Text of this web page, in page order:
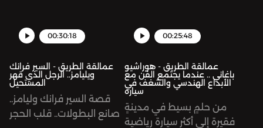
00:30:18
عمالقة الطريق - السير فرانك
ويليامز.. الرجل الذي قهر
المستحيل
قصة السير فرانك وليامز..
صانع البطولات.. قلب الحجر
00:25:48
عمالقة الطريق - هوراشيو
باغاني .. عندما يجتمع الفن مع
الأبداع الهندسي والشغف في
سيارة
من حلمٍ بسيط في مدينةٍ
فقيرة إلى أكثر سيارة رياضية